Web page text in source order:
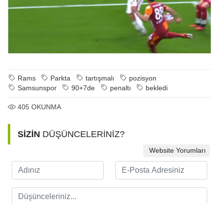
Rams Parkta tartışmalı
pozisyon
Samsunspor
90+7de penaltı bekledi
405 OKUNMA
SİZİN DÜŞÜNCELERİNİZ?
Website Yorumları